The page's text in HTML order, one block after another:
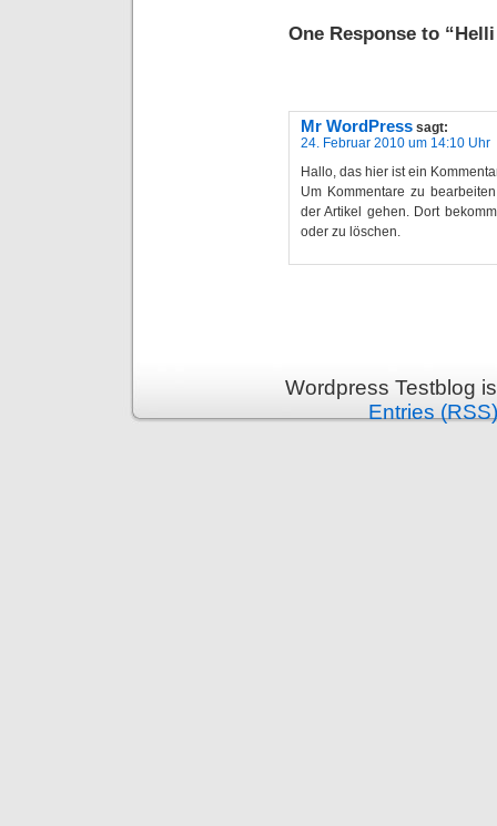
One Response to
Mr WordPress sagt:
24. Februar 2010 um 14:10 Uhr
Hallo, das hier ist ein
Um Kommentare zu
der Artikel gehen. Dort
oder zu löschen.
Wordpress Testblog
Entries (RSS)